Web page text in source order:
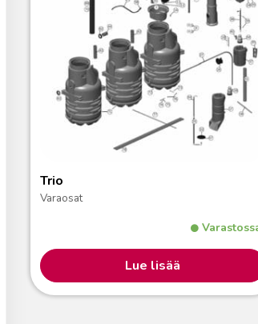
Trio
Varaosat
Lue lisää